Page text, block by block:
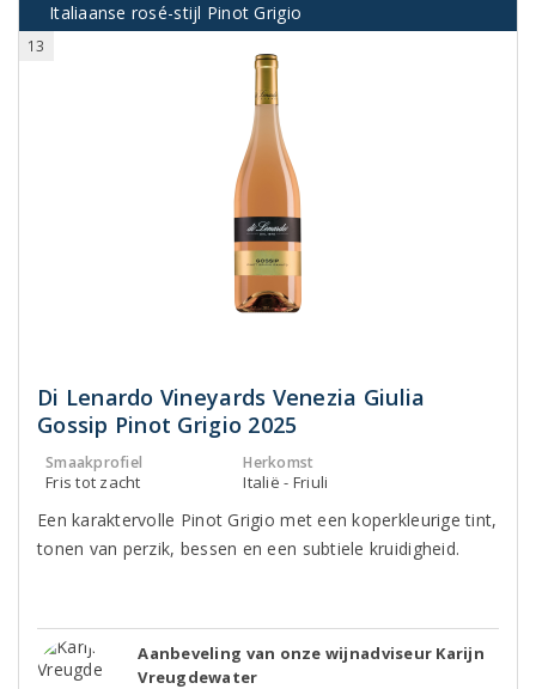
Italiaanse rosé-stijl Pinot Grigio
13
Di Lenardo Vineyards Venezia Giulia
Gossip Pinot Grigio 2025
Smaakprofiel
Fris tot zacht
Herkomst
Italië - Friuli
Een karaktervolle Pinot Grigio met een koperkleurige tint,
tonen van perzik, bessen en een subtiele kruidigheid.
Aanbeveling van onze wijnadviseur Karijn
Vreugdewater